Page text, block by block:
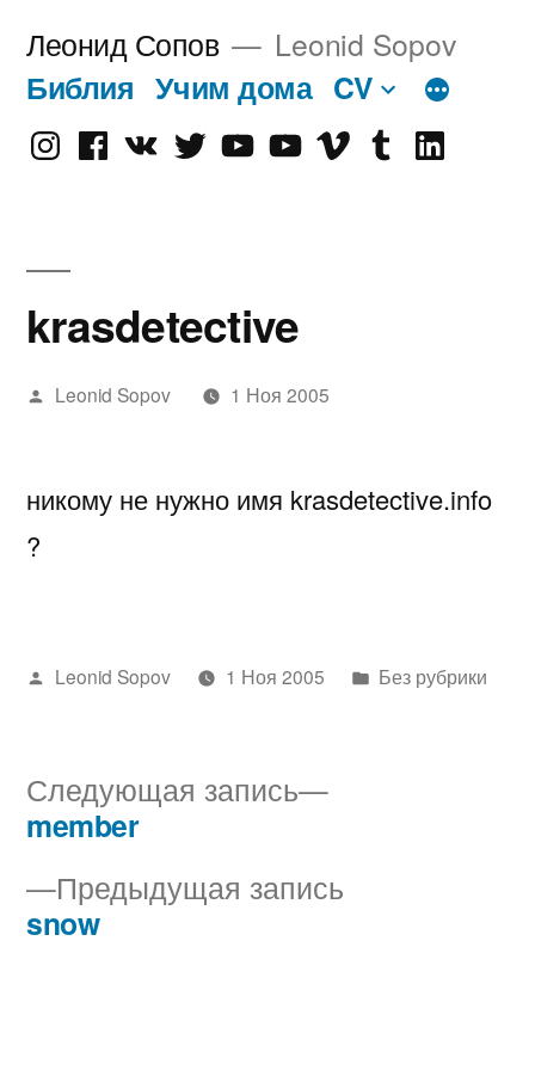
Леонид Сопов Leonid Sopov
Библия Учим дома CV
InstagramFacebook
VK TwitterYoutube
Old Vimeotumblrlinkedin
krasdetective
Написано
Leonid Sopov 1 Ноя 2005
никому не нужно имя krasdetective.info
?
Написано
Leonid Sopov 1 Ноя 2005
Написано
Без рубрики
Навигация
по
записям
Предыдущая запись
snow
Следующая запись
Следующая
member